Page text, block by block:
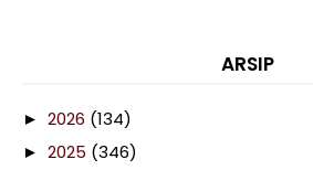
ARSIP
► 2026 (134)
► 2025 (346)